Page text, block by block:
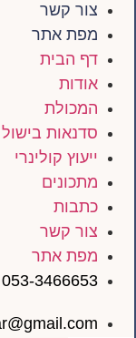
צור קשר
מפת אתר
דף הבית
אודות
המכולת
סדנאות בישול
ייעוץ קולינרי
מתכונים
כתבות
צור קשר
מפת אתר
053-3466653